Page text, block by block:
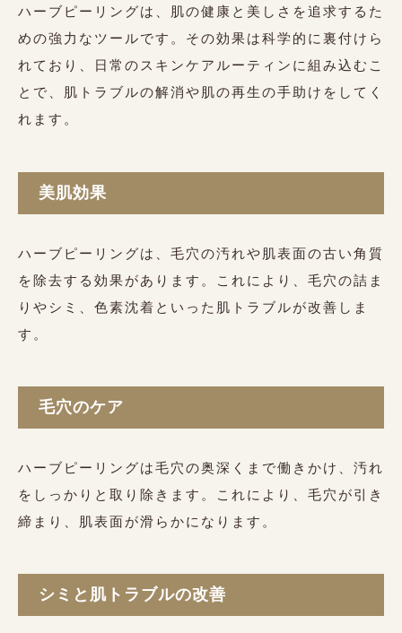
ハーブピーリングは、肌の健康と美しさを追求するた
めの強力なツールです。その効果は科学的に裏付けら
れており、日常のスキンケアルーティンに組み込むこ
とで、肌トラブルの解消や肌の再生の手助けをしてく
れます。
美肌効果
ハーブピーリングは、毛穴の汚れや肌表面の古い角質
を除去する効果があります。これにより、毛穴の詰ま
りやシミ、色素沈着といった肌トラブルが改善しま
す。
毛穴のケア
ハーブピーリングは毛穴の奥深くまで働きかけ、汚れ
をしっかりと取り除きます。これにより、毛穴が引き
締まり、肌表面が滑らかになります。
シミと肌トラブルの改善